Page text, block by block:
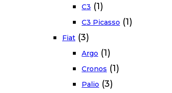
C3 (1)
C3 Picasso (1)
Fiat (3)
Argo (1)
Cronos (1)
Palio (3)